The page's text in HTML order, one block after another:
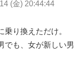
(金) 20:44:44
り換えただけ。
でも、女が新しい男